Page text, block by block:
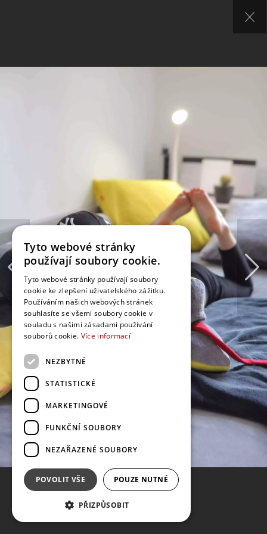
Tyto webové stránky
používají soubory cookie.
Tyto webové stránky používají soubory
cookie ke zlepšení uživatelského zážitku.
Používáním našich webových stránek
souhlasíte se všemi soubory cookie v
souladu s našimi zásadami používání
souborů cookie. Více informací
NEZBYTNÉ
STATISTICKÉ
MARKETINGOVÉ
FUNKČNÍ SOUBORY
NEZAŘAZENÉ SOUBORY
POVOLIT VŠE POUZE NUTNÉ
PŘIZPŮSOBIT